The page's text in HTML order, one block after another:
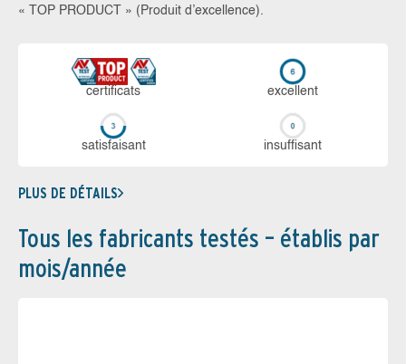
« TOP PRODUCT » (Produit d’excellence).
certi­ficats ex­cellent
sa­tis­fai­sant in­suf­fi­sant
PLUS DE DÉTAILS
Tous les fabricants testés – établis par
mois/année